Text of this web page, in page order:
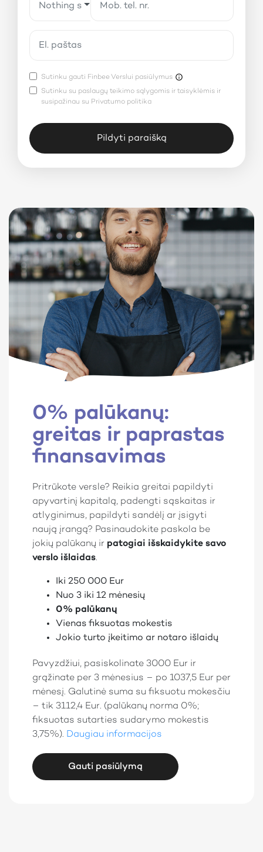
Nothing selected
Sutinku gauti Finbee Verslui pasiūlymus
Sutinku su paslaugų teikimo sąlygomis ir taisyklėmis ir
susipažinau su Privatumo politika
Pildyti paraišką
0% palūkanų:
greitas ir paprastas
finansavimas
Pritrūkote versle? Reikia greitai papildyti
apyvartinį kapitalą, padengti sąskaitas ir
atlyginimus, papildyti sandėlį ar įsigyti
naują įrangą? Pasinaudokite paskola be
jokių palūkanų ir patogiai išskaidykite savo
verslo išlaidas.
Iki 250 000 Eur
Nuo 3 iki 12 mėnesių
0% palūkanų
Vienas fiksuotas mokestis
Jokio turto įkeitimo ar notaro išlaidų
Pavyzdžiui, pasiskolinate 3000 Eur ir
grąžinate per 3 mėnesius – po 1037,5 Eur per
mėnesį. Galutinė suma su fiksuotu mokesčiu
– tik 3112,4 Eur. (palūkanų norma 0%;
fiksuotas sutarties sudarymo mokestis
3,75%). Daugiau informacijos
Gauti pasiūlymą